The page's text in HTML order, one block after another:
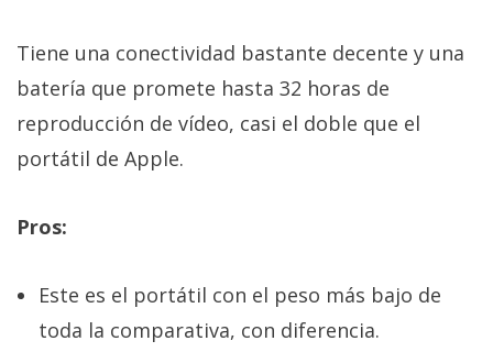
Tiene una conectividad bastante decente y una
batería que promete hasta 32 horas de
reproducción de vídeo, casi el doble que el
portátil de Apple.
Pros:
Este es el portátil con el peso más bajo de
toda la comparativa, con diferencia.